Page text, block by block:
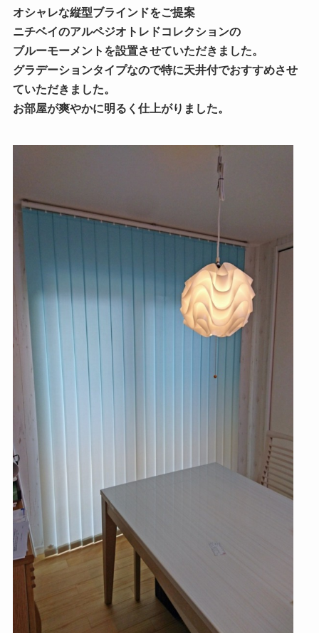
オシャレな縦型ブラインドをご提案
ニチベイのアルペジオトレドコレクションの
ブルーモーメントを設置させていただきました。
グラデーションタイプなので特に天井付でおすすめさせ
ていただきました。
お部屋が爽やかに明るく仕上がりました。